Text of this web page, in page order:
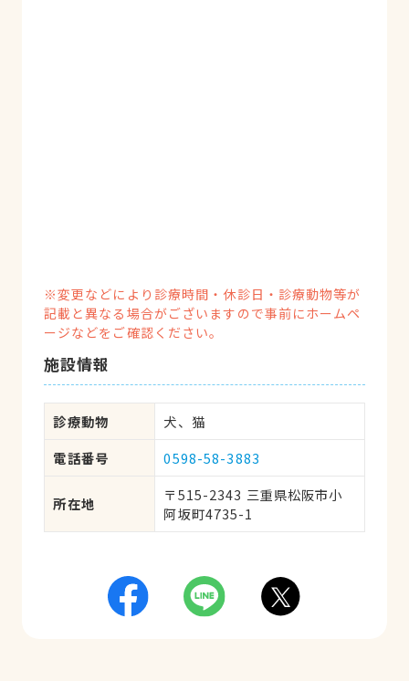
※変更などにより診療時間・休診日・診療動物等が
記載と異なる場合がございますので事前にホームペ
ージなどをご確認ください。
施設情報
診療動物
犬、猫
電話番号
0598-58-3883
所在地
〒515-2343 三重県松阪市小
阿坂町4735-1